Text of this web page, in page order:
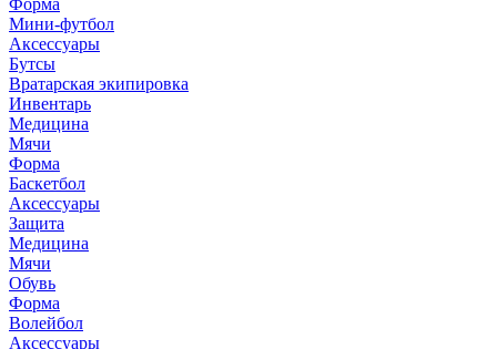
Форма
Мини-футбол
Аксессуары
Бутсы
Вратарская экипировка
Инвентарь
Медицина
Мячи
Форма
Баскетбол
Аксессуары
Защита
Медицина
Мячи
Обувь
Форма
Волейбол
Аксессуары